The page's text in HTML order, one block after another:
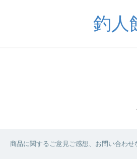
釣人
商品に関するご意見ご感想、お問い合わせ